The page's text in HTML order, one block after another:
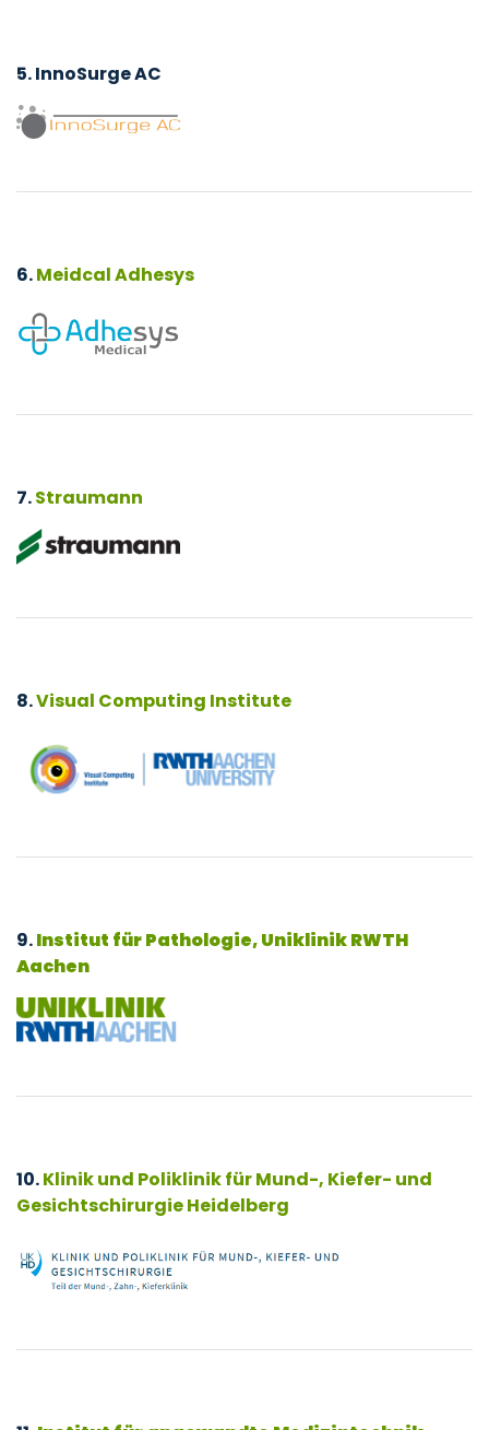
5. InnoSurge AC
6.Meidcal Adhesys
7.Straumann
8.Visual Computing Institute
9.Institut für Pathologie, Uniklinik RWTH
Aachen
10.Klinik und Poliklinik für Mund-, Kiefer- und
Gesichtschirurgie Heidelberg